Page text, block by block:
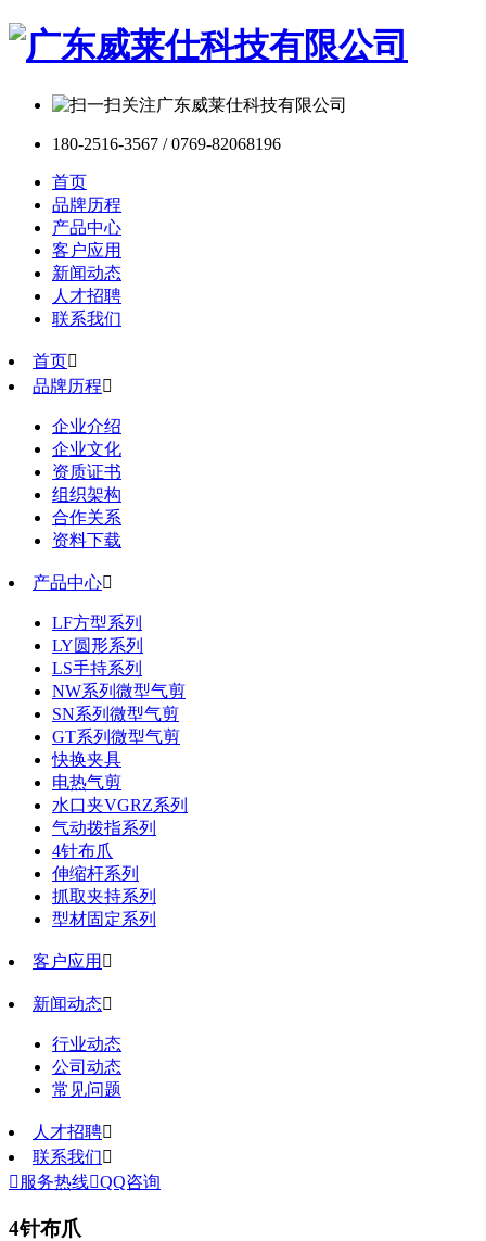
180-2516-3567 / 0769-82068196
首页
品牌历程
产品中心
客户应用
新闻动态
人才招聘
联系我们
首页
品牌历程
企业介绍
企业文化
资质证书
组织架构
合作关系
资料下载
产品中心
LF方型系列
LY圆形系列
LS手持系列
NW系列微型气剪
SN系列微型气剪
GT系列微型气剪
快换夹具
电热气剪
水口夹VGRZ系列
气动拨指系列
4针布爪
伸缩杆系列
抓取夹持系列
型材固定系列
客户应用 
新闻动态
行业动态
公司动态
常见问题
人才招聘
联系我们
 服务热线QQ咨询
4针布爪